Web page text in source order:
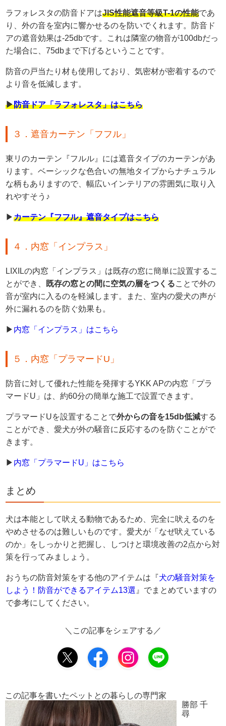
ラフォレスタの防音ドアはJIS性能遮音等級T-1の性能であ
り、外の音を室内に響かせるのを防いでくれます。防音ド
アの遮音効果は-25dbです。これは隣室の物音が100dbだっ
た場合に、75dbまで下げるということです。
防音の戸当たり材も使用しており、気密材が密着するので
より音を低減します。
▶防音ドア「ラフォレスタ」はこちら
３．遮音カーテン「フフル」
東リのカーテン『フルル』には遮音タイプのカーテンがあ
ります。ベーシックな色合いの無地タイプからナチュラル
な柄もありますので、幅広いインテリアの雰囲気に取り入
れやすそう♪
▶カーテン『フフル』遮音タイプはこちら
４．内窓「インプラス」
LIXILの内窓「インプラス」は既存の窓に簡単に設置するこ
とができ、
既存の窓との間に空気の層をつくることで外の
音が室内に入るのを軽減します。また、室内の愛犬の声が
外に漏れるのを防ぐ効果も。
▶ 内窓「インプラス」はこちら
５．内窓「プラマードU」
防音に対して優れた性能を発揮するYKK APの内窓「プラ
マードU」は、約60分の簡単な施工で設置できます。
プラマードUを設置することで外からの音を15db低減する
ことができ、愛犬が外の騒音に反応するのを防ぐことがで
きます。
▶ 内窓「プラマードU」はこちら
まとめ
犬は本能として吠える動物であるため、完全に吠えるのを
やめさせるのは難しいものです。愛犬が「なぜ吠えている
のか」をしっかりと把握し、しつけと環境改善の2点から対
策を行ってみましょう。
おうちの防音対策をする他のアイテムは『犬の騒音対策を
しよう！防音ができるアイテム13選 』でまとめていますの
で参考にしてください。
＼この記事をシェアする／
この記事を書いたペットとの暮らしの専門家
勝部 千
尋